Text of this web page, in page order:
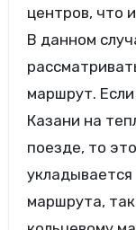
центров, что
В данном
маршрут.
Казани на
поезде, то
маршрута, так